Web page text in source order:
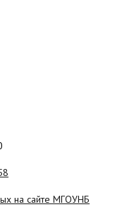
на сайте МГОУНБ